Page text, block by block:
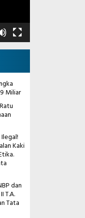
Miliar
Kaki
dan
T.A.
Tata